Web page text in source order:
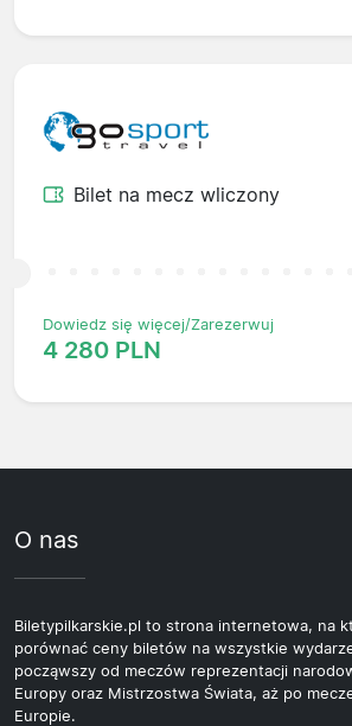
Bilet na mecz wliczony
Dowiedz się więcej/Zarezerwuj
4 280 PLN
O nas
Biletypilkarskie.pl to strona internetowa, na
porównać ceny biletów na wszystkie
począwszy od meczów reprezentacji
Europy oraz Mistrzostwa Świata, aż po
Europie.